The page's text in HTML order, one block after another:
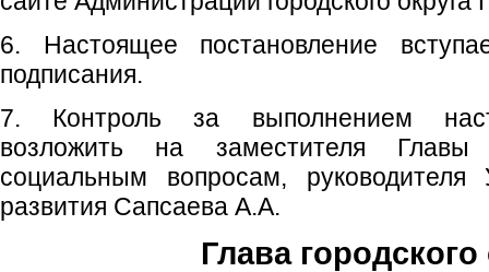
6. Настоящее постановление
подписания.
7. Контроль за выполнением
возложить на заместителя Главы
социальным вопросам, руководителя
развития Сапсаева А.А.
Глава городского